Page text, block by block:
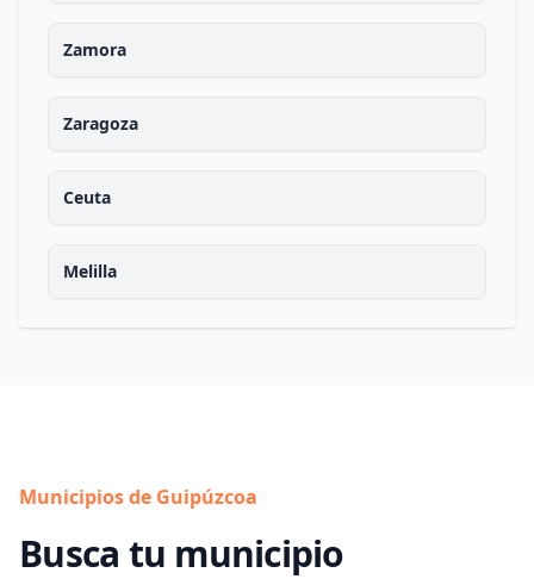
Zamora
Zaragoza
Ceuta
Melilla
Municipios de Guipúzcoa
Busca tu municipio